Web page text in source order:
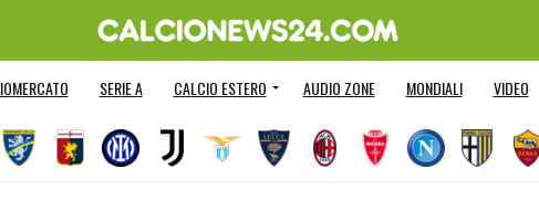
SERIE A CALCIO ESTERO AUDIO ZONE MONDIALI VIDEO